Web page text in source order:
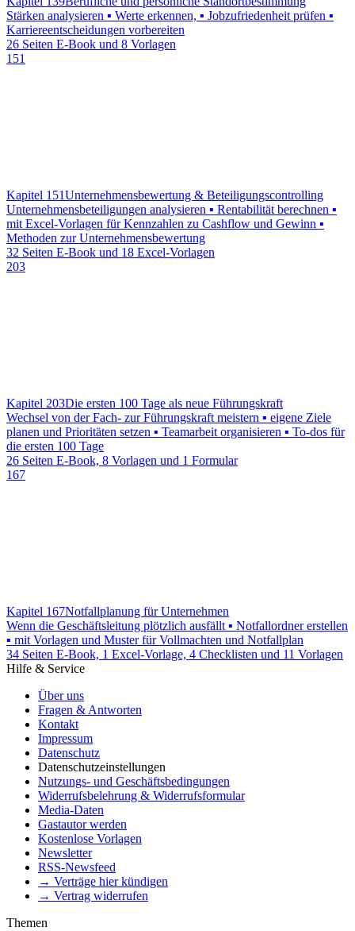
Stärken analysieren ▪ Werte erkennen, ▪ Jobzufriedenheit prüfen ▪
Karriereentscheidungen vorbereiten
26 Seiten E-Book und 8 Vorlagen
151
Kapitel 151Unternehmensbewertung & Beteiligungscontrolling
Unternehmensbeteiligungen analysieren ▪ Rentabilität berechnen ▪
mit Excel-Vorlagen für Kennzahlen zu Cashflow und Gewinn ▪
Methoden zur Unternehmensbewertung
32 Seiten E-Book und 18 Excel-Vorlagen
203
Kapitel 203Die ersten 100 Tage als neue Führungskraft
Wechsel von der Fach- zur Führungskraft meistern ▪ eigene Ziele
planen und Prioritäten setzen ▪ Teamarbeit organisieren ▪ To-dos für
die ersten 100 Tage
26 Seiten E-Book, 8 Vorlagen und 1 Formular
167
Kapitel 167Notfallplanung für Unternehmen
Wenn die Geschäftsleitung plötzlich ausfällt ▪ Notfallordner erstellen
▪ mit Vorlagen und Muster für Vollmachten und Notfallplan
34 Seiten E-Book, 1 Excel-Vorlage, 4 Checklisten und 11 Vorlagen
Hilfe & Service
Über uns
Fragen & Antworten
Kontakt
Impressum
Datenschutz
Datenschutzeinstellungen
Nutzungs- und Geschäftsbedingungen
Widerrufsbelehrung & Widerrufsformular
Media-Daten
Gastautor werden
Kostenlose Vorlagen
Newsletter
RSS-Newsfeed
→ Verträge hier kündigen
→ Vertrag widerrufen
Themen